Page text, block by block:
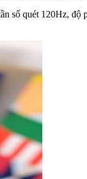
quét 120Hz,